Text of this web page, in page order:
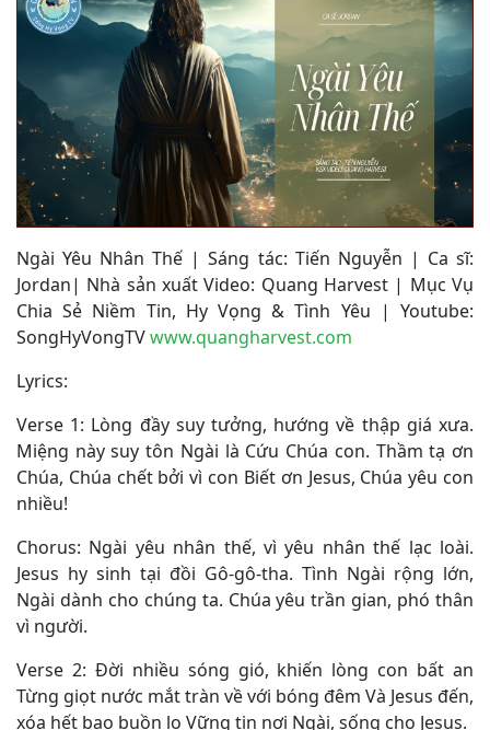
Ngài Yêu Nhân Thế | Sáng tác: Tiến Nguyễn | Ca sĩ:
Jordan| Nhà sản xuất Video: Quang Harvest | Mục Vụ
Chia Sẻ Niềm Tin, Hy Vọng & Tình Yêu | Youtube:
SongHyVongTVwww.quangharvest.com
Lyrics:
Verse 1: Lòng đầy suy tưởng, hướng về thập giá xưa.
Miệng này suy tôn Ngài là Cứu Chúa con. Thầm tạ ơn
Chúa, Chúa chết bởi vì con Biết ơn Jesus, Chúa yêu con
nhiều!
Chorus: Ngài yêu nhân thế, vì yêu nhân thế lạc loài.
Jesus hy sinh tại đồi Gô-gô-tha. Tình Ngài rộng lớn,
Ngài dành cho chúng ta. Chúa yêu trần gian, phó thân
vì người.
Verse 2: Đời nhiều sóng gió, khiến lòng con bất an
Từng giọt nước mắt tràn về với bóng đêm Và Jesus đến,
xóa hết bao buồn lo Vững tin nơi Ngài, sống cho Jesus.